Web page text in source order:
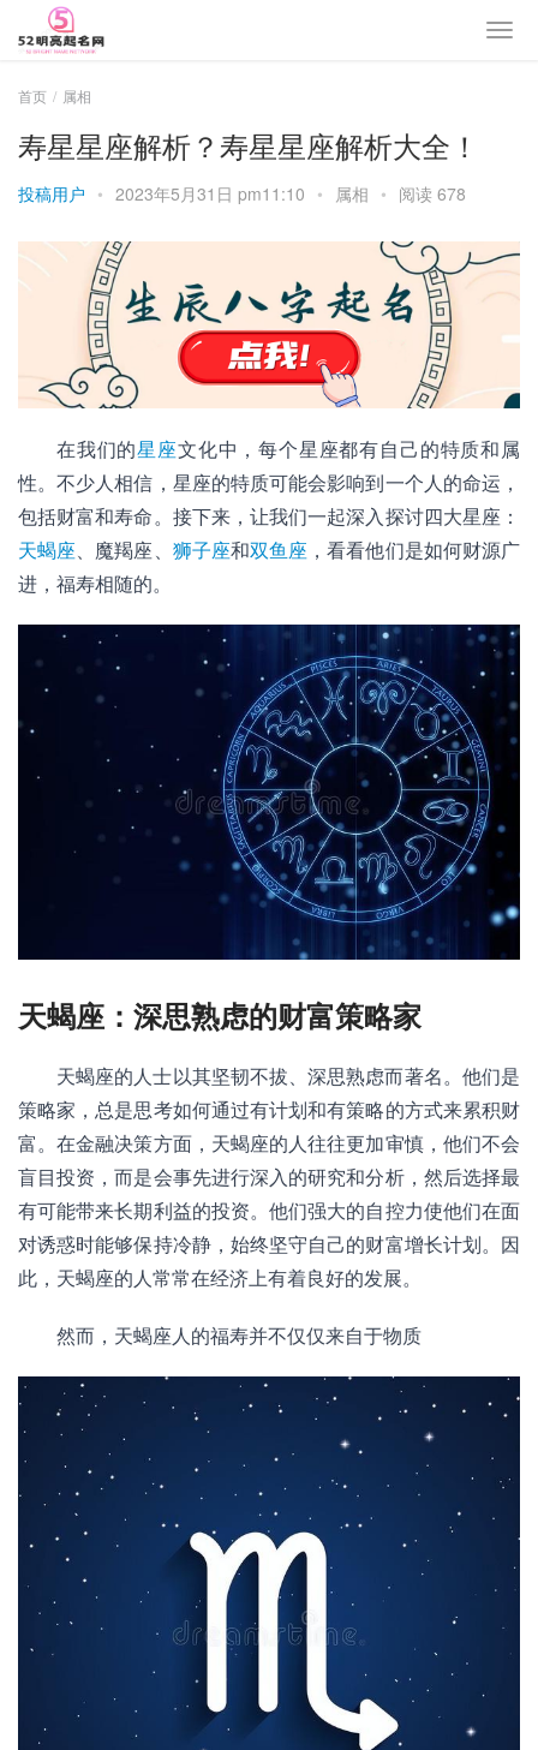
首页 属相
寿星星座解析？寿星星座解析大全！
投稿用户 • 2023年5月31日 pm11:10 • 属相 • 阅读 678
在我们的星座文化中，每个星座都有自己的特质和属
性。不少人相信，星座的特质可能会影响到一个人的命运，
包括财富和寿命。接下来，让我们一起深入探讨四大星座：
天蝎座、魔羯座、 狮子座和双鱼座 ，看看他们是如何财源广
进，福寿相随的。
天蝎座：深思熟虑的财富策略家
天蝎座的人士以其坚韧不拔、深思熟虑而著名。他们是
策略家，总是思考如何通过有计划和有策略的方式来累积财
富。在金融决策方面，天蝎座的人往往更加审慎，他们不会
盲目投资，而是会事先进行深入的研究和分析，然后选择最
有可能带来长期利益的投资。他们强大的自控力使他们在面
对诱惑时能够保持冷静，始终坚守自己的财富增长计划。因
此，天蝎座的人常常在经济上有着良好的发展。
然而，天蝎座人的福寿并不仅仅来自于物质